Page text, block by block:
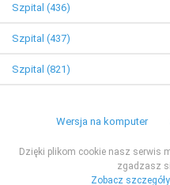
Szpital (436)
Szpital (437)
Szpital (821)
Wersja na komputer
Dzięki plikom cookie nasz serwis
zgadzasz
Zobacz